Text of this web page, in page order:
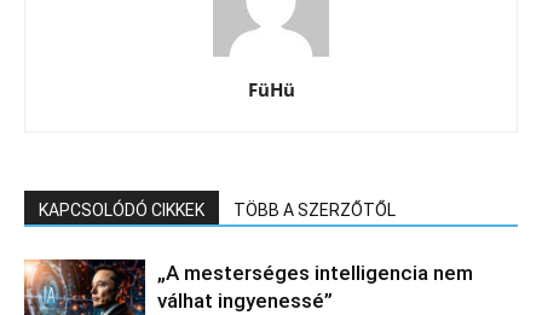
FüHü
KAPCSOLÓDÓ CIKKEK TÖBB A SZERZŐTŐL
„A mesterséges intelligencia nem
válhat ingyenessé”